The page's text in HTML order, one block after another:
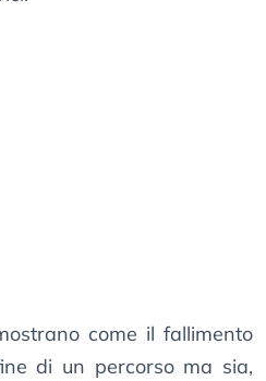
come il fallimento
di un percorso ma sia,